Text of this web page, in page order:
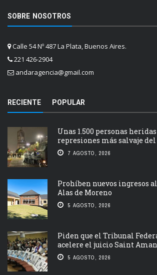
SOBRE NOSOTROS
Calle 54 Nº 487 La Plata, Buenos Aires.
221 426-2904
andaragencia@gmail.com
RECIENTE POPULAR
Unas 1.500 personas
represiones más salvaje
7 AGOSTO, 2026
Prohíben nuevos ingresos
Alas de Moreno
5 AGOSTO, 2026
Piden que el Tribunal
acelere el juicio Saint
5 AGOSTO, 2026